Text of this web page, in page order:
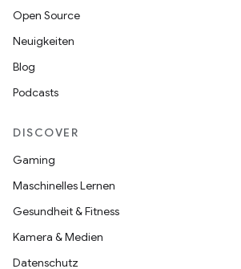
Open Source
Neuigkeiten
Blog
Podcasts
DISCOVER
Gaming
Maschinelles Lernen
Gesundheit & Fitness
Kamera & Medien
Datenschutz